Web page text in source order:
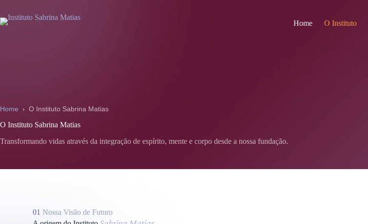
o
Home O Instituto
Home › O Instituto Sabrina Matias
O Instituto Sabrina Matias
Transformando vidas através da integração de espírito, mente e corpo desde a nossa fundação.
01Nossa Visão de Futuro